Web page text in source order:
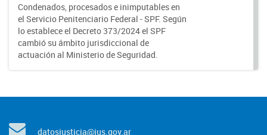
Condenados, procesados e inimputables en
el Servicio Penitenciario Federal - SPF. Según
lo establece el Decreto 373/2024 el SPF
cambió su ámbito jurisdiccional de
actuación al Ministerio de Seguridad.
datosjusticia@jus.gov.ar